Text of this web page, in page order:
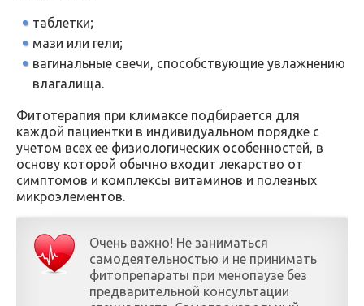
таблетки;
мази или гели;
вагинальные свечи, способствующие увлажнению
влагалища.
Фитотерапия при климаксе подбирается для
каждой пациентки в индивидуальном порядке с
учетом всех ее физиологических особенностей, в
основу которой обычно входит лекарство от
симптомов и комплексы витаминов и полезных
микроэлементов.
Очень важно! Не заниматься
самодеятельностью и не принимать
фитопрепараты при менопаузе без
предварительной консультации